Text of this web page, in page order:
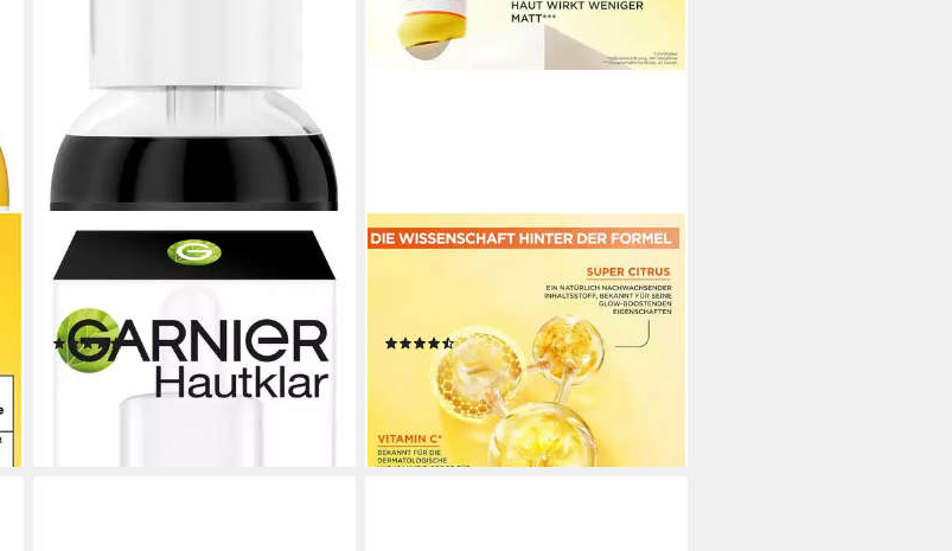
GARNIER
Gesichtsserum Hautklar Anti-
Fluid-Textur
(9)
9,99 €
lieferbar - in 1-2 Werktagen bei dir
GARNIER
Gesichtsserum Garnier Serum-
Crème gegen müde Haut und dunkle
Flecken, 1-tlg.
(2)
23,90 € UVP29,90 €
(478,00 €/ 1 l)
lieferbar - in 6-7 Werktagen bei dir